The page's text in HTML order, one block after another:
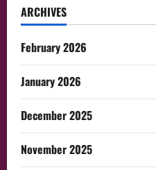
ARCHIVES
February 2026
January 2026
December 2025
November 2025